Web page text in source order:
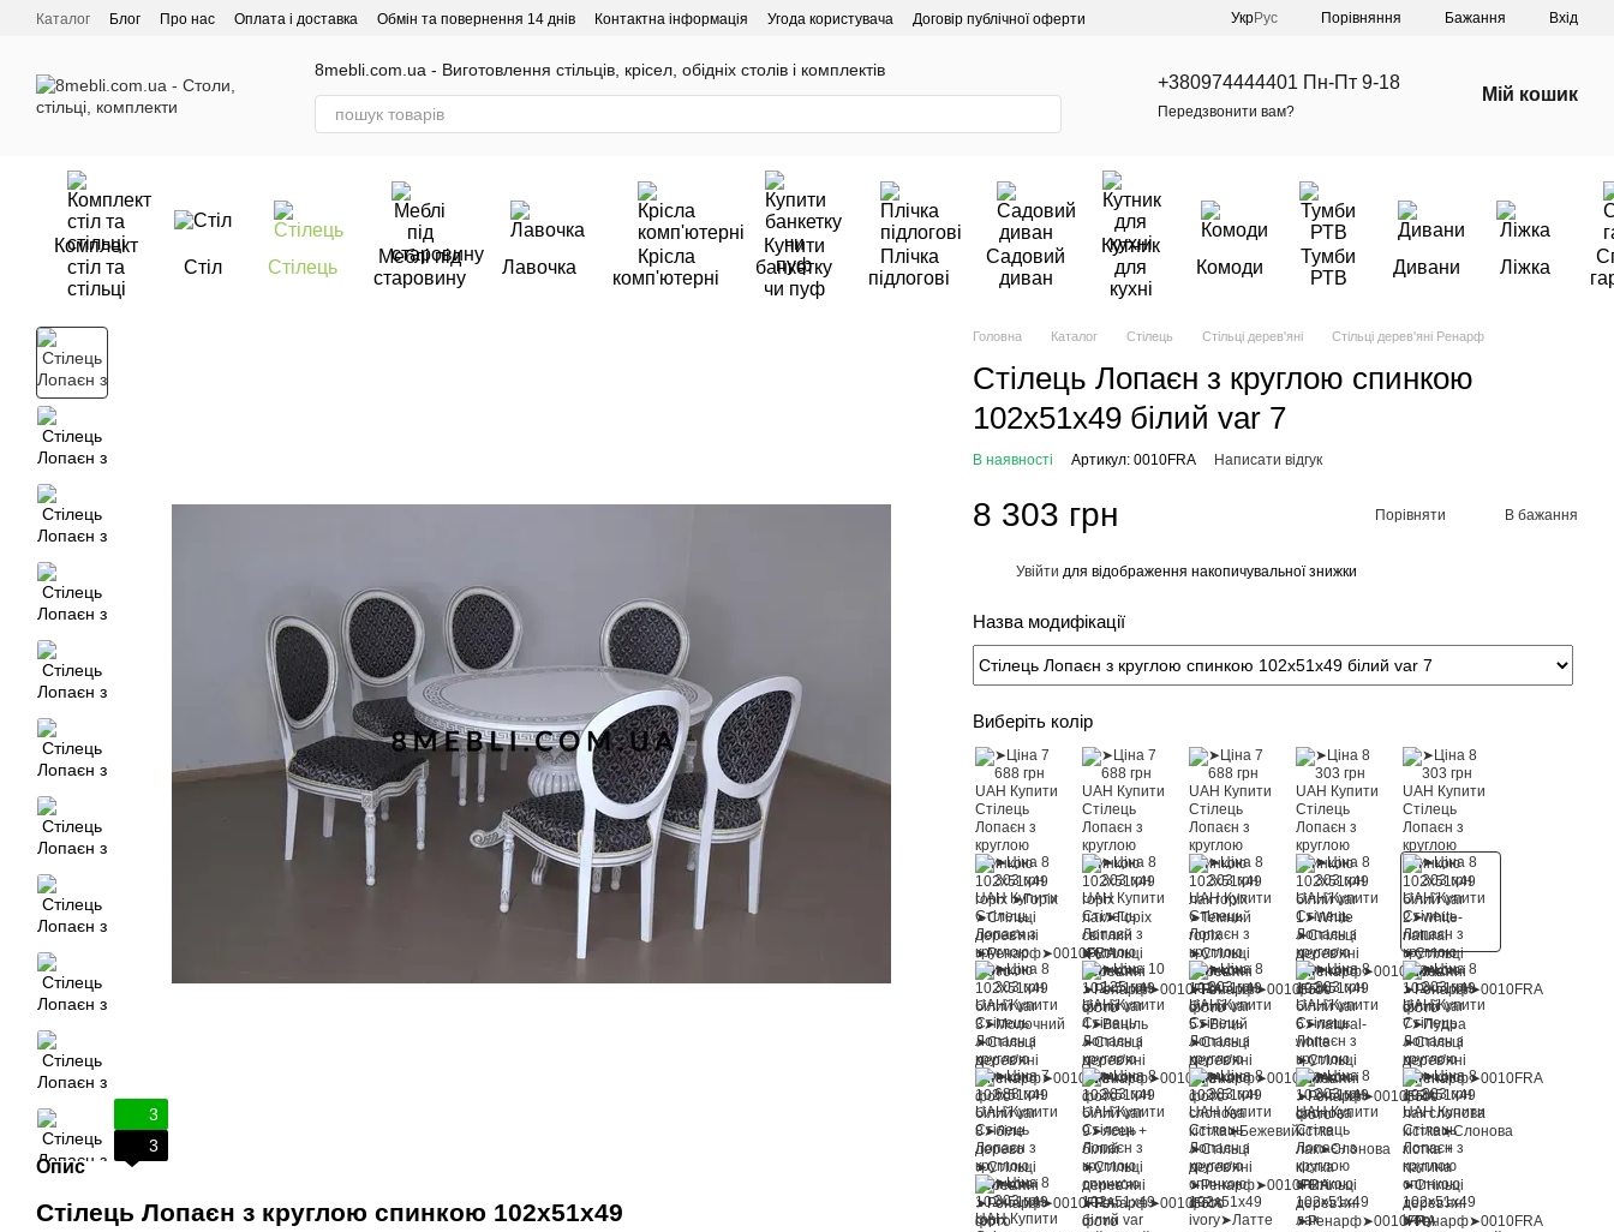
Перейти до основного контенту
Каталог Блог Про нас Оплата і доставка Обмін та повернення 14 днів Контактна інформація Угода користувача
Договір публічної оферти
УкрРус Порівняння Бажання Вхід
8mebli.com.ua - Виготовлення стільців, крісел, обідніх столів і комплектів
+380974444401 Пн-Пт 9-18
Передзвонити вам?
Мій кошик
Комплект
стіл та
стільці
Стіл Стілець
Меблі під
старовину
Лавочка
Крісла
комп'ютерні
Купити
банкетку
чи пуф
Плічка
підлогові
Садовий
диван
Кутник
для
кухні
Комоди
Тумби
РТВ
Дивани Ліжка
3
3
Опис
Стілець Лопаєн з круглою спинкою 102х51х49
Головна Каталог Стілець Стільці дерев'яні Стільці дерев'яні Ренарф
Стілець Лопаєн з круглою спинкою
102х51х49 білий var 7
В наявності Артикул: 0010FRA Написати відгук
8 303 грн Порівняти В бажання
Увійти для відображення накопичувальної знижки
Назва модифікації
Виберіть колір